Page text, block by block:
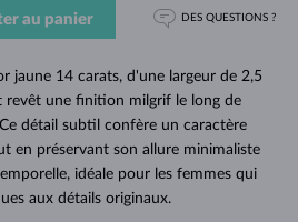
jaune 14 carats, d'une largeur de 2,5
revêt une finition milgrif le long de
détail subtil confère un caractère
en préservant son allure minimaliste
idéale pour les femmes qui
aux détails originaux.
au panier DES QUESTIONS ?